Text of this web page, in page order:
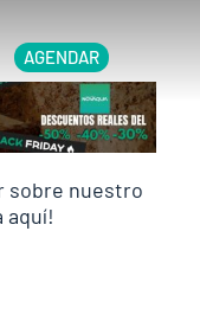
AGENDAR
sobre nuestro
aquí!